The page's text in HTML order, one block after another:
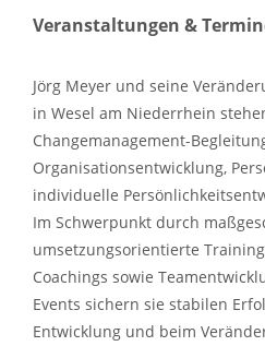
Veranstaltungen &
Jörg Meyer und seine
in Wesel am Niederrhein
Changemanagement-
Organisationsentwicklung,
individuelle
Im Schwerpunkt durch
umsetzungsorientierte
Coachings sowie
Events sichern sie stabilen
Entwicklung und beim